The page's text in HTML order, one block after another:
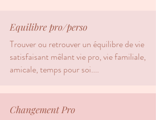
Equilibre pro/perso
Trouver ou retrouver un équilibre de vie
satisfaisant mêlant vie pro, vie familiale,
amicale, temps pour soi....
Changement Pro